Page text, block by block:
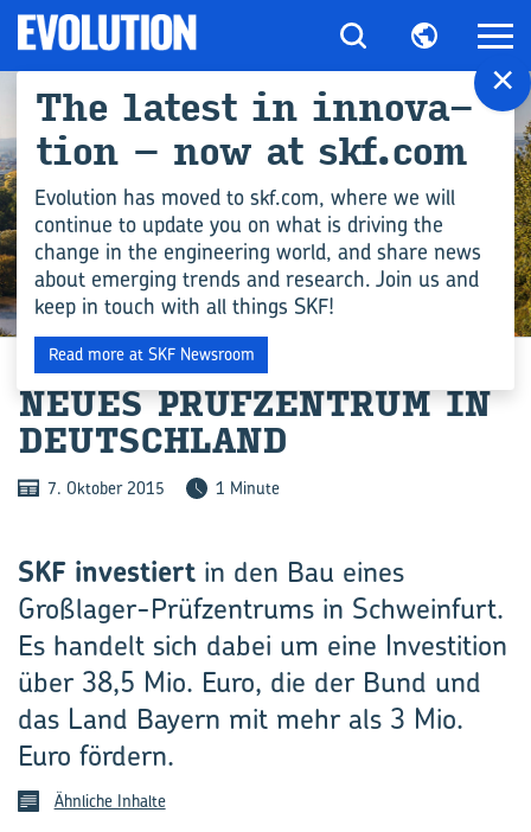
PRODUKTION
NEUES PRÜF­ZEN­TRUM IN
DEUTSCH­LAND
7. Oktober 2015 1 Minute
SKF investiert in den Bau eines
Großlager-Prüfzentrums in Schweinfurt.
Es handelt sich dabei um eine Investition
über 38,5 Mio. Euro, die der Bund und
das Land Bayern mit mehr als 3 Mio.
Euro fördern.
Ähnliche Inhalte
×
The la­test in in­no­va­
ti­on – now at skf.com
Evolution has moved to skf.com, where we will
continue to update you on what is driving the
change in the engineering world, and share news
about emerging trends and research. Join us and
keep in touch with all things SKF!
Read more at SKF Newsroom